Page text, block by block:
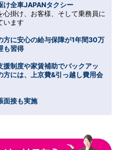
け全車JAPANタクシー
掛け、お客様、そして乗務員に
います
方に安心の給与保障が1年間30万
も習得
援制度や家賃補助でバックアッ
方には、上京費&引っ越し費用会
面接も実施